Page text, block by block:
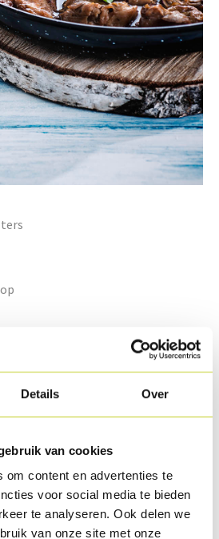
Details Over
van cookies
om content en advertenties te
voor social media te bieden
te analyseren. Ook delen we
van onze site met onze
de bbq en snij in stukken.